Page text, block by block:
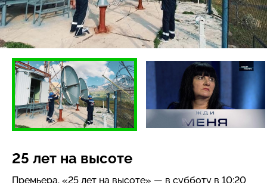
25 лет на высоте
Премьера. «25 лет на высоте» — в субботу в 10:20
видео